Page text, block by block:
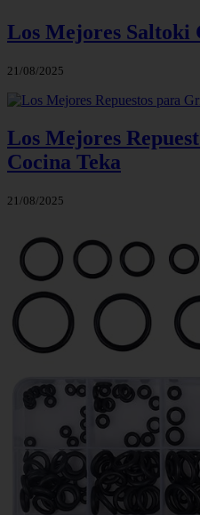
Los Mejores Saltoki
21/08/2025
Los Mejores
Cocina Teka
21/08/2025